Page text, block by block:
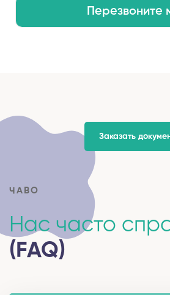
Перезвоните
Заказать
ЧАВО
Нас часто
(FAQ)